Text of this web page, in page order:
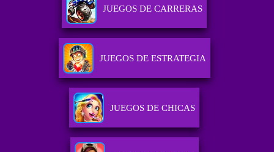
JUEGOS DE CARRERAS
JUEGOS DE ESTRATEGIA
JUEGOS DE CHICAS